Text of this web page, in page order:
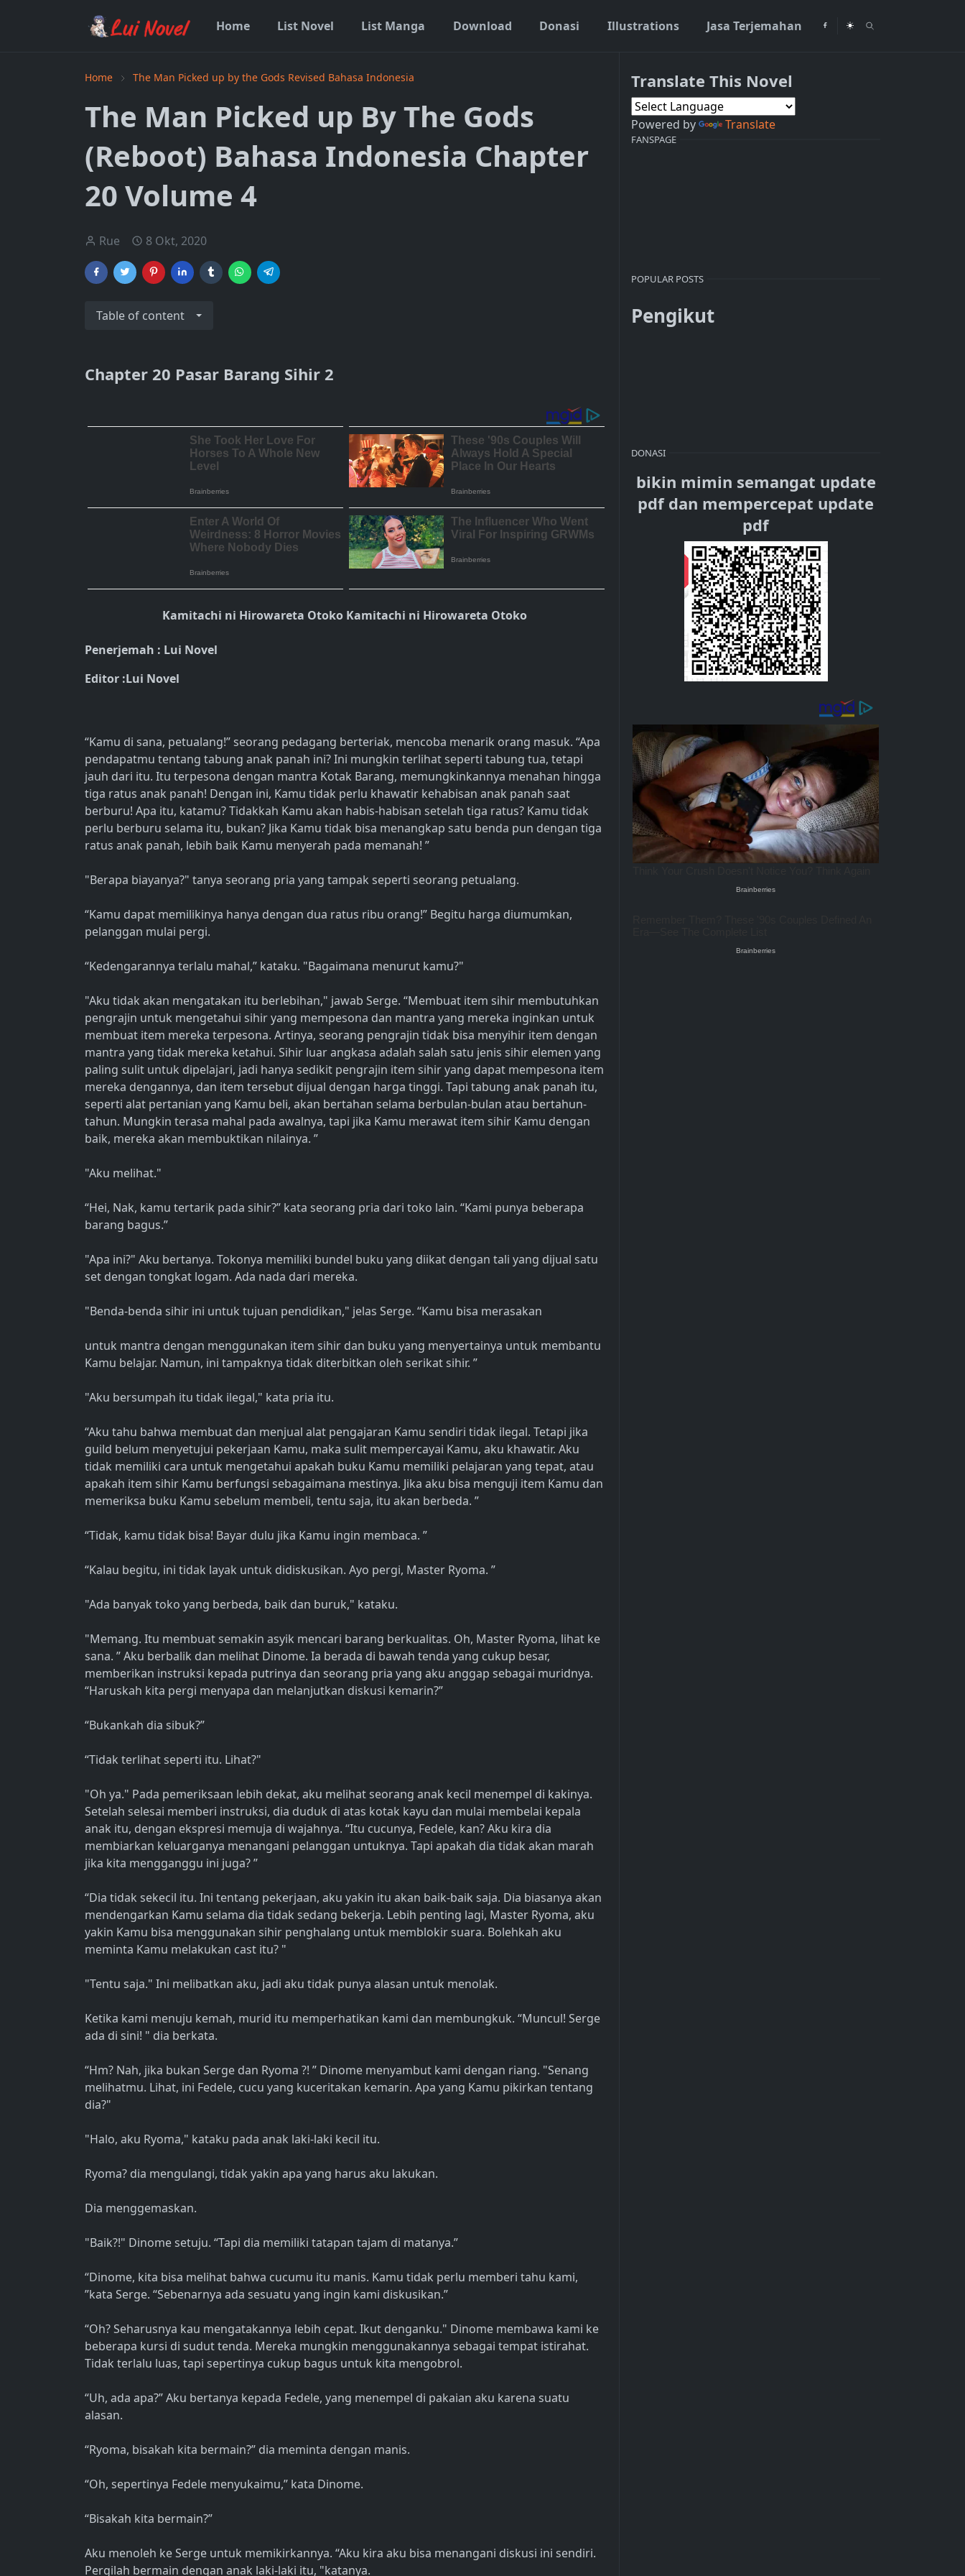
Home List Novel List Manga Download Donasi Illustrations Jasa Terjemahan
Home The Man Picked up by the Gods Revised Bahasa Indonesia
The Man Picked up By The Gods
(Reboot) Bahasa Indonesia Chapter
20 Volume 4
Rue 8 Okt, 2020
Table of content
Chapter 20 Pasar Barang Sihir 2
Kamitachi ni Hirowareta Otoko Kamitachi ni Hirowareta Otoko
Penerjemah : Lui Novel
Editor :Lui Novel
“Kamu di sana, petualang!” seorang pedagang berteriak, mencoba menarik orang masuk. “Apa
pendapatmu tentang tabung anak panah ini? Ini mungkin terlihat seperti tabung tua, tetapi
jauh dari itu. Itu terpesona dengan mantra Kotak Barang, memungkinkannya menahan hingga
tiga ratus anak panah! Dengan ini, Kamu tidak perlu khawatir kehabisan anak panah saat
berburu! Apa itu, katamu? Tidakkah Kamu akan habis-habisan setelah tiga ratus? Kamu tidak
perlu berburu selama itu, bukan? Jika Kamu tidak bisa menangkap satu benda pun dengan tiga
ratus anak panah, lebih baik Kamu menyerah pada memanah! ”
"Berapa biayanya?" tanya seorang pria yang tampak seperti seorang petualang.
“Kamu dapat memilikinya hanya dengan dua ratus ribu orang!” Begitu harga diumumkan,
pelanggan mulai pergi.
“Kedengarannya terlalu mahal,” kataku. "Bagaimana menurut kamu?"
"Aku tidak akan mengatakan itu berlebihan," jawab Serge. “Membuat item sihir membutuhkan
pengrajin untuk mengetahui sihir yang mempesona dan mantra yang mereka inginkan untuk
membuat item mereka terpesona. Artinya, seorang pengrajin tidak bisa menyihir item dengan
mantra yang tidak mereka ketahui. Sihir luar angkasa adalah salah satu jenis sihir elemen yang
paling sulit untuk dipelajari, jadi hanya sedikit pengrajin item sihir yang dapat mempesona item
mereka dengannya, dan item tersebut dijual dengan harga tinggi. Tapi tabung anak panah itu,
seperti alat pertanian yang Kamu beli, akan bertahan selama berbulan-bulan atau bertahun-
tahun. Mungkin terasa mahal pada awalnya, tapi jika Kamu merawat item sihir Kamu dengan
baik, mereka akan membuktikan nilainya. ”
"Aku melihat."
“Hei, Nak, kamu tertarik pada sihir?” kata seorang pria dari toko lain. “Kami punya beberapa
barang bagus.”
"Apa ini?" Aku bertanya. Tokonya memiliki bundel buku yang diikat dengan tali yang dijual satu
set dengan tongkat logam. Ada nada dari mereka.
"Benda-benda sihir ini untuk tujuan pendidikan," jelas Serge. “Kamu bisa merasakan
untuk mantra dengan menggunakan item sihir dan buku yang menyertainya untuk membantu
Kamu belajar. Namun, ini tampaknya tidak diterbitkan oleh serikat sihir. ”
"Aku bersumpah itu tidak ilegal," kata pria itu.
“Aku tahu bahwa membuat dan menjual alat pengajaran Kamu sendiri tidak ilegal. Tetapi jika
guild belum menyetujui pekerjaan Kamu, maka sulit mempercayai Kamu, aku khawatir. Aku
tidak memiliki cara untuk mengetahui apakah buku Kamu memiliki pelajaran yang tepat, atau
apakah item sihir Kamu berfungsi sebagaimana mestinya. Jika aku bisa menguji item Kamu dan
memeriksa buku Kamu sebelum membeli, tentu saja, itu akan berbeda. ”
“Tidak, kamu tidak bisa! Bayar dulu jika Kamu ingin membaca. ”
“Kalau begitu, ini tidak layak untuk didiskusikan. Ayo pergi, Master Ryoma. ”
"Ada banyak toko yang berbeda, baik dan buruk," kataku.
"Memang. Itu membuat semakin asyik mencari barang berkualitas. Oh, Master Ryoma, lihat ke
sana. ” Aku berbalik dan melihat Dinome. Ia berada di bawah tenda yang cukup besar,
memberikan instruksi kepada putrinya dan seorang pria yang aku anggap sebagai muridnya.
“Haruskah kita pergi menyapa dan melanjutkan diskusi kemarin?”
“Bukankah dia sibuk?”
“Tidak terlihat seperti itu. Lihat?"
"Oh ya." Pada pemeriksaan lebih dekat, aku melihat seorang anak kecil menempel di kakinya.
Setelah selesai memberi instruksi, dia duduk di atas kotak kayu dan mulai membelai kepala
anak itu, dengan ekspresi memuja di wajahnya. “Itu cucunya, Fedele, kan? Aku kira dia
membiarkan keluarganya menangani pelanggan untuknya. Tapi apakah dia tidak akan marah
jika kita mengganggu ini juga? ”
“Dia tidak sekecil itu. Ini tentang pekerjaan, aku yakin itu akan baik-baik saja. Dia biasanya akan
mendengarkan Kamu selama dia tidak sedang bekerja. Lebih penting lagi, Master Ryoma, aku
yakin Kamu bisa menggunakan sihir penghalang untuk memblokir suara. Bolehkah aku
meminta Kamu melakukan cast itu? "
"Tentu saja." Ini melibatkan aku, jadi aku tidak punya alasan untuk menolak.
Ketika kami menuju kemah, murid itu memperhatikan kami dan membungkuk. “Muncul! Serge
ada di sini! " dia berkata.
“Hm? Nah, jika bukan Serge dan Ryoma ?! ” Dinome menyambut kami dengan riang. "Senang
melihatmu. Lihat, ini Fedele, cucu yang kuceritakan kemarin. Apa yang Kamu pikirkan tentang
dia?"
"Halo, aku Ryoma," kataku pada anak laki-laki kecil itu.
Ryoma? dia mengulangi, tidak yakin apa yang harus aku lakukan.
Dia menggemaskan.
"Baik?!" Dinome setuju. “Tapi dia memiliki tatapan tajam di matanya.”
“Dinome, kita bisa melihat bahwa cucumu itu manis. Kamu tidak perlu memberi tahu kami,
”kata Serge. “Sebenarnya ada sesuatu yang ingin kami diskusikan.”
“Oh? Seharusnya kau mengatakannya lebih cepat. Ikut denganku." Dinome membawa kami ke
beberapa kursi di sudut tenda. Mereka mungkin menggunakannya sebagai tempat istirahat.
Tidak terlalu luas, tapi sepertinya cukup bagus untuk kita mengobrol.
“Uh, ada apa?” Aku bertanya kepada Fedele, yang menempel di pakaian aku karena suatu
alasan.
“Ryoma, bisakah kita bermain?” dia meminta dengan manis.
“Oh, sepertinya Fedele menyukaimu,” kata Dinome.
“Bisakah kita bermain?”
Aku menoleh ke Serge untuk memikirkannya. “Aku kira aku bisa menangani diskusi ini sendiri.
Pergilah bermain dengan anak laki-laki itu, "katanya.
Translate This Novel
Powered by Translate
FANSPAGE
POPULAR POSTS
Pengikut
DONASI
bikin mimin semangat update
pdf dan mempercepat update
pdf